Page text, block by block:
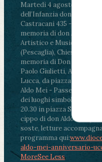
Martedì 4 agosto2026
dell’Infanzia don Aldo
Castracani 435 -
memoria di don Aldo Mei
Artistico e Musicale
(Pescaglia), Chiesa
memoria di Don Aldo Mei
Paolo Giulietti,
Lucca, da piazza San
Aldo Mei - Passeggiata
dei luoghi simbolo della
20.30 in piazza San
cippo di don Aldo Mei
soste, letture
programma qui:
aldo-mei-anniversario-
MoreSee Less